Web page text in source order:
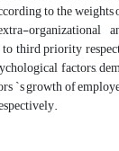
to the weights
organizational
third priority
factors,
`s growth of